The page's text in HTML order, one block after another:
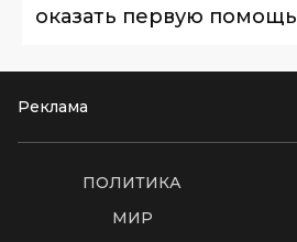
оказать первую помощь
Реклама
ПОЛИТИКА
МИР